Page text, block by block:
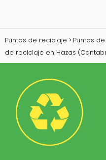
Puntos de reciclaje Puntos
de reciclaje en Hazas